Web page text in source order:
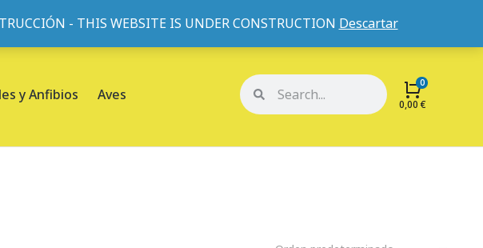
- THIS WEBSITE IS UNDER CONSTRUCTION Descartar
nosotros Mi cuenta Mis pedidos
y Anfibios Aves
0,00€